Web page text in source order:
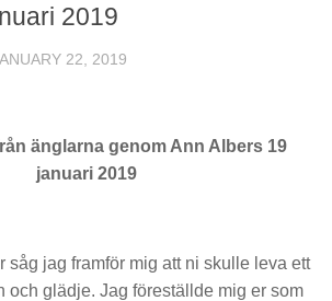
2019
22, 2019
änglarna genom Ann Albers 19
januari 2019
såg jag framför mig att ni skulle leva ett
och glädje. Jag föreställde mig er som